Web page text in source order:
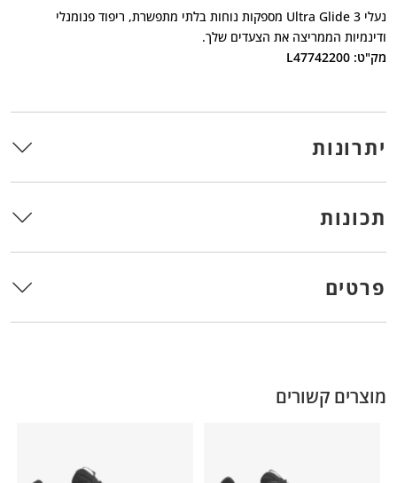
נעלי Ultra Glide 3 מספקות נוחות בלתי מתפשרת, ריפוד פנומנלי
ודינמיות הממריצה את הצעדים שלך.
מק"ט: L47742200
יתרונות
תכונות
פרטים
מוצרים קשורים